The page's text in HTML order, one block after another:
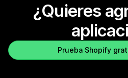
¿Quieres
Prueba Shopify